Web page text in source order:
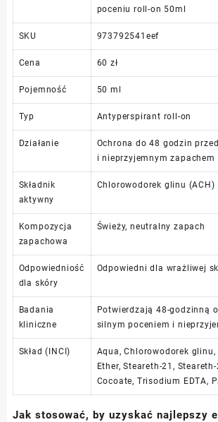
poceniu roll-on 50ml
SKU 973792541eef
Cena 60 zł
Pojemność 50 ml
Typ Antyperspirant roll-on
Działanie
Ochrona do 48 godzin
i nieprzyjemnym zapachem
Składnik
aktywny
Chlorowodorek glinu (ACH)
Kompozycja
zapachowa
Świeży, neutralny zapach
Odpowiedniość
dla skóry
Odpowiedni dla wrażliwej
Badania
kliniczne
Potwierdzają 48-godzinną
silnym poceniem i
Skład (INCI)
Aqua, Chlorowodorek glinu,
Ether, Steareth-21,
Cocoate, Trisodium EDTA,
Jak stosować, by uzyskać najlepszy